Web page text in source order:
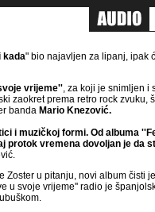
kada" bio najavljen za lipanj, ipak
vrijeme'', za koji je snimljen i
zaokret prema retro rock zvuku,
banda Mario Knezović.
i muzičkoj formi. Od albuma
protok vremena dovoljan je da
Zoster u pitanju, novi album čisti
u svoje vrijeme'' radio je